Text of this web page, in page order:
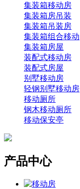
集装箱移动房
集装箱房吊装
集装箱吊装房
集装箱组合移动
集装箱房屋
装配式移动房
装配式房屋
别墅移动房
轻钢别墅移动房
移动厕所
钢木移动厕所
移动保安亭
产品中心